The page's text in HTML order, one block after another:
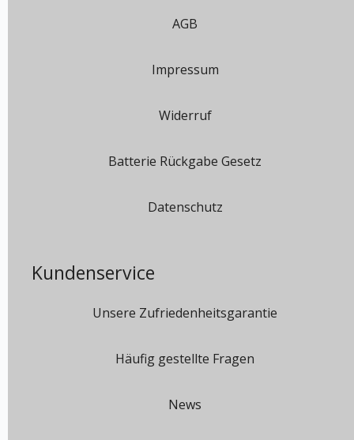
AGB
Impressum
Widerruf
Batterie Rückgabe Gesetz
Datenschutz
Kundenservice
Unsere Zufriedenheitsgarantie
Häufig gestellte Fragen
News